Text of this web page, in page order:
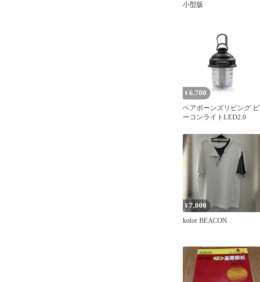
小型版
¥ 6,700
ベアボーンズリビング ビ
ーコンライトLED2.0
¥7,000
kolor BEACON